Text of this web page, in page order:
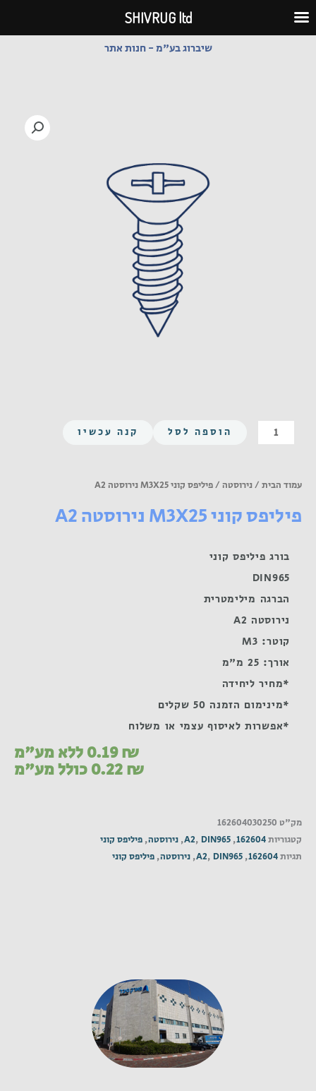
לתוכן
שיברוג בע"מ - חנות אתר
כמות
של
נירוסטה
הוספה לסל קנה עכשיו
עמוד הבית /נירוסטה / פיליפס קוני M3X25 נירוסטה A2
פיליפס קוני M3X25 נירוסטה A2
בורג פיליפס קוני
DIN965
הברגה מילימטרית
נירוסטה A2
קוטר: M3
אורך: 25 מ"מ
*מחיר ליחידה
*מינימום הזמנה 50 שקלים
*אפשרות לאיסוף עצמי או משלוח
0.19₪ ללא מע"מ
0.22₪ כולל מע"מ
מק"ט 162604030250
קטגוריות162604
,
A2, DIN965
, נירוסטה, פיליפס קוני
תגיות162604
,
A2, DIN965
, נירוסטה, פיליפס קוני
SHIVRUG ltd